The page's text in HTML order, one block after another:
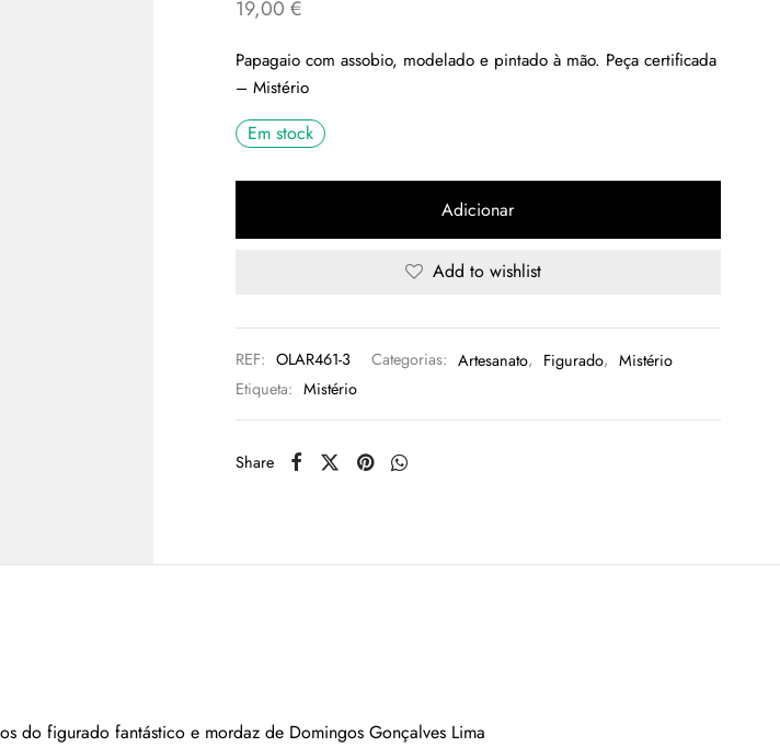
19,00 €
Papagaio com assobio, modelado e pintado à mão. Peça certificada
– Mistério
Em stock
Adicionar
Add to wishlist
REF: OLAR461-3 Categorias: Artesanato, Figurado, Mistério
Etiqueta: Mistério
Share
do figurado fantástico e mordaz de Domingos Gonçalves Lima